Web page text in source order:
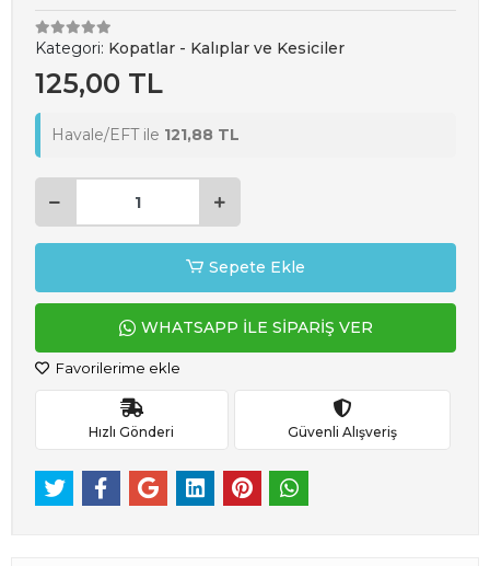
Kategori: Kopatlar - Kalıplar ve Kesiciler
125,00 TL
Havale/EFT ile 121,88 TL
Sepete Ekle
WHATSAPP İLE SİPARİŞ VER
Favorilerime ekle
Hızlı Gönderi Güvenli Alışveriş